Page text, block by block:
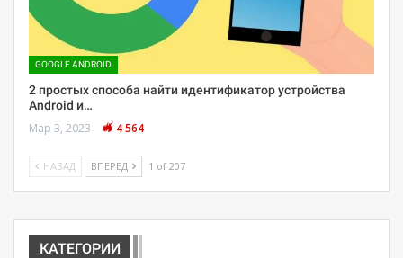
GOOGLE ANDROID
2 простых способа найти идентификатор устройства
Android и…
Мар 3, 2023 4 564
НАЗАД ВПЕРЕД 1 of 207
КАТЕГОРИИ